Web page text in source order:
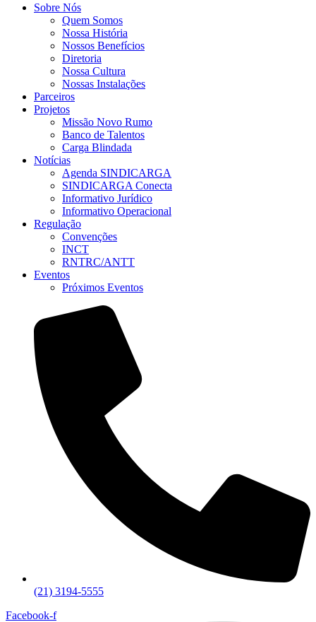
Sobre Nós
Quem Somos
Nossa História
Nossos Benefícios
Diretoria
Nossa Cultura
Nossas Instalações
Parceiros
Projetos
Missão Novo Rumo
Banco de Talentos
Carga Blindada
Notícias
Agenda SINDICARGA
SINDICARGA Conecta
Informativo Jurídico
Informativo Operacional
Regulação
Convenções
INCT
RNTRC/ANTT
Eventos
Próximos Eventos
(21) 3194-5555
Facebook-f